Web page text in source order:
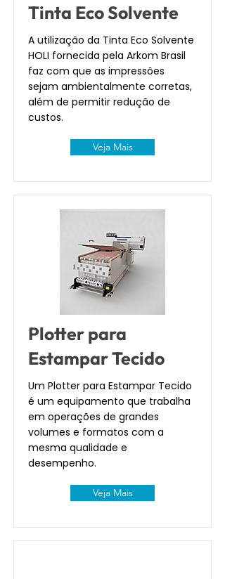
Tinta Eco Solvente
A utilização da Tinta Eco Solvente
HOLI fornecida pela Arkom Brasil
faz com que as impressões
sejam ambientalmente corretas,
além de permitir redução de
custos.
Veja Mais
Plotter para
Estampar Tecido
Um Plotter para Estampar Tecido
é um equipamento que trabalha
em operações de grandes
volumes e formatos com a
mesma qualidade e
desempenho.
Veja Mais